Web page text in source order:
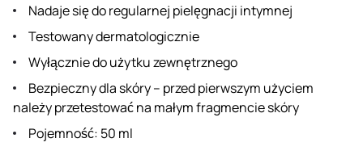
Nadaje się do regularnej pielęgnacji intymnej
Testowany dermatologicznie
Wyłącznie do użytku zewnętrznego
Bezpieczny dla skóry – przed pierwszym użyciem
należy przetestować na małym fragmencie skóry
Pojemność: 50 ml